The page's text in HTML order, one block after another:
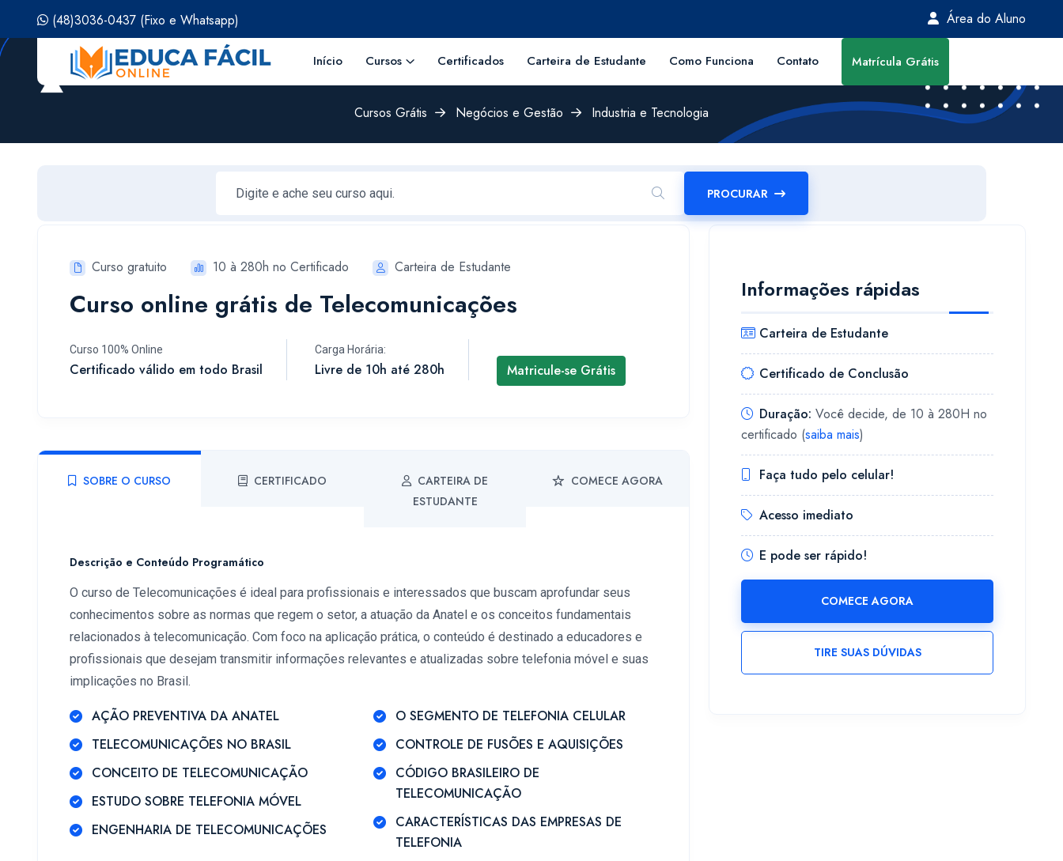
(48)3036-0437 (Fixo e Whatsapp) Área do Aluno
Início Cursos Certificados Carteira de Estudante Como Funciona Contato Matrícula Grátis
Cursos Grátis Negócios e Gestão Industria e Tecnologia
PROCURAR
Curso gratuito 10 à 280h no Certificado Carteira de Estudante
Curso online grátis de Telecomunicações
Curso 100% Online
Certificado válido em todo Brasil
Carga Horária:
Livre de 10h até 280h Matricule-se Grátis
SOBRE O CURSO CERTIFICADO
CARTEIRA DE
ESTUDANTE
COMECE AGORA
Descrição e Conteúdo Programático
O curso de Telecomunicações é ideal para profissionais e interessados que buscam aprofundar seus
conhecimentos sobre as normas que regem o setor, a atuação da Anatel e os conceitos fundamentais
relacionados à telecomunicação. Com foco na aplicação prática, o conteúdo é destinado a educadores e
profissionais que desejam transmitir informações relevantes e atualizadas sobre telefonia móvel e suas
implicações no Brasil.
AÇÃO PREVENTIVA DA ANATEL
TELECOMUNICAÇÕES NO BRASIL
CONCEITO DE TELECOMUNICAÇÃO
ESTUDO SOBRE TELEFONIA MÓVEL
ENGENHARIA DE TELECOMUNICAÇÕES
O SEGMENTO DE TELEFONIA CELULAR
CONTROLE DE FUSÕES E AQUISIÇÕES
CÓDIGO BRASILEIRO DE
TELECOMUNICAÇÃO
CARACTERÍSTICAS DAS EMPRESAS DE
TELEFONIA
Informações rápidas
Carteira de Estudante
Certificado de Conclusão
Duração:Você decide, de 10 à 280H no
certificado (saiba mais)
Faça tudo pelo celular!
Acesso imediato
E pode ser rápido!
COMECE AGORA
TIRE SUAS DÚVIDAS